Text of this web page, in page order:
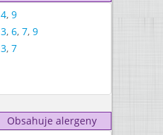
4, 9
3, 6, 7, 9
3, 7
Obsahuje alergeny